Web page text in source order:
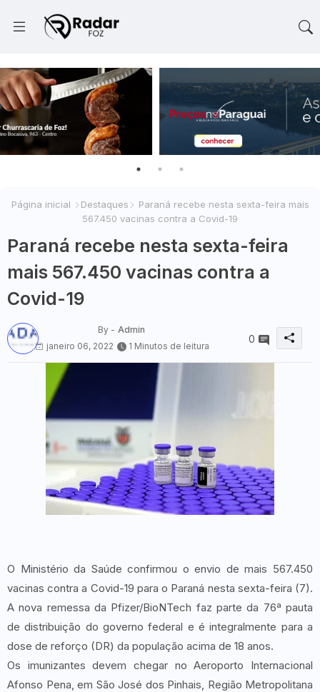
Página inicial Destaques
Paraná recebe nesta sexta-feira mais
567.450 vacinas contra a Covid-19
Paraná recebe nesta sexta-feira
mais 567.450 vacinas contra a
Covid-19
By - Admin
janeiro 06, 2022
1 Minutos de leitura
0
O Ministério da Saúde confirmou o envio de mais 567.450
vacinas contra a Covid-19 para o Paraná nesta sexta-feira (7).
A nova remessa da Pfizer/BioNTech faz parte da 76ª pauta
de distribuição do governo federal e é integralmente para a
dose de reforço (DR) da população acima de 18 anos.
Os imunizantes devem chegar no Aeroporto Internacional
Afonso Pena, em São José dos Pinhais, Região Metropolitana